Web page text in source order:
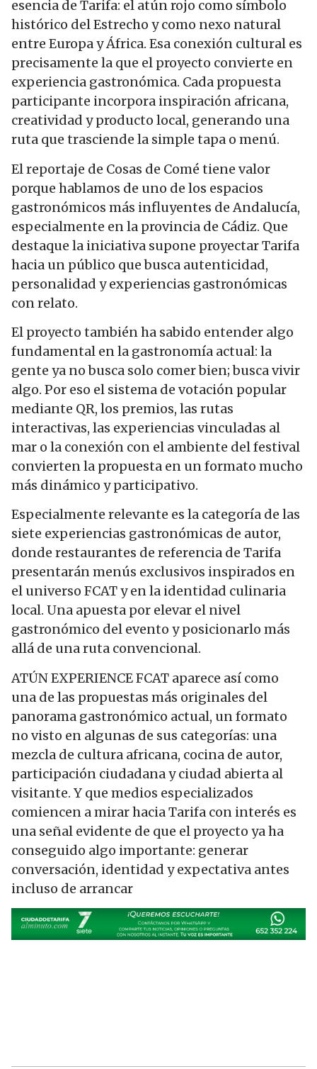
esencia de Tarifa: el atún rojo como símbolo
histórico del Estrecho y como nexo natural
entre Europa y África. Esa conexión cultural es
precisamente la que el proyecto convierte en
experiencia gastronómica. Cada propuesta
participante incorpora inspiración africana,
creatividad y producto local, generando una
ruta que trasciende la simple tapa o menú.
El reportaje de Cosas de Comé tiene valor
porque hablamos de uno de los espacios
gastronómicos más influyentes de Andalucía,
especialmente en la provincia de Cádiz. Que
destaque la iniciativa supone proyectar Tarifa
hacia un público que busca autenticidad,
personalidad y experiencias gastronómicas
con relato.
El proyecto también ha sabido entender algo
fundamental en la gastronomía actual: la
gente ya no busca solo comer bien; busca vivir
algo. Por eso el sistema de votación popular
mediante QR, los premios, las rutas
interactivas, las experiencias vinculadas al
mar o la conexión con el ambiente del festival
convierten la propuesta en un formato mucho
más dinámico y participativo.
Especialmente relevante es la categoría de las
siete experiencias gastronómicas de autor,
donde restaurantes de referencia de Tarifa
presentarán menús exclusivos inspirados en
el universo FCAT y en la identidad culinaria
local. Una apuesta por elevar el nivel
gastronómico del evento y posicionarlo más
allá de una ruta convencional.
ATÚN EXPERIENCE FCAT aparece así como
una de las propuestas más originales del
panorama gastronómico actual, un formato
no visto en algunas de sus categorías: una
mezcla de cultura africana, cocina de autor,
participación ciudadana y ciudad abierta al
visitante. Y que medios especializados
comiencen a mirar hacia Tarifa con interés es
una señal evidente de que el proyecto ya ha
conseguido algo importante: generar
conversación, identidad y expectativa antes
incluso de arrancar